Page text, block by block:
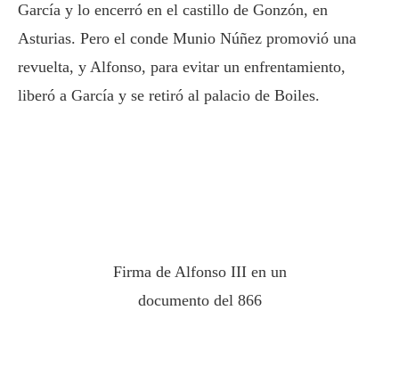
García y lo encerró en el castillo de Gonzón, en
Asturias. Pero el conde Munio Núñez promovió una
revuelta, y Alfonso, para evitar un enfrentamiento,
liberó a García y se retiró al palacio de Boiles.
Firma de Alfonso III en un
documento del 866